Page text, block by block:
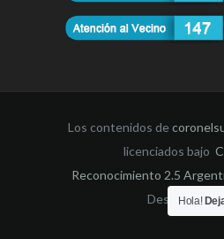
Los contenidos de
licenciados bajo
Reconocimiento 2.5
Desarrollado
Hola!